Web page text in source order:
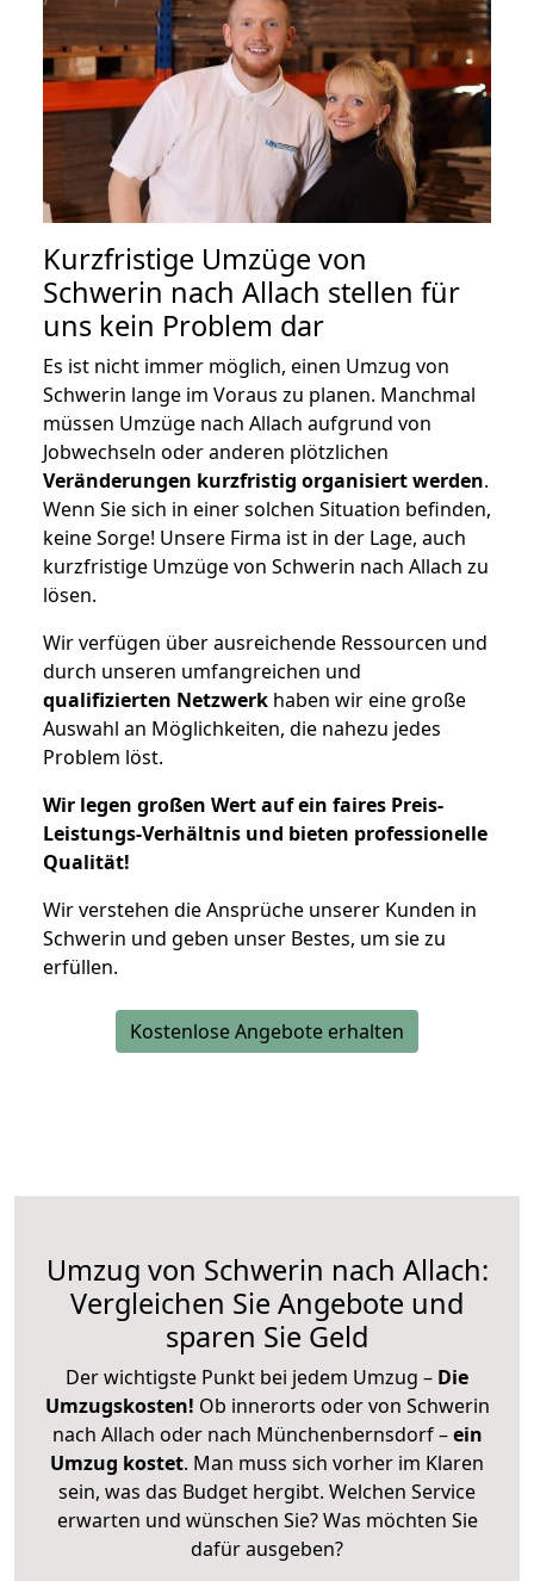
Kurzfristige Umzüge von
Schwerin nach Allach stellen für
uns kein Problem dar
Es ist nicht immer möglich, einen Umzug von
Schwerin lange im Voraus zu planen. Manchmal
müssen Umzüge nach Allach aufgrund von
Jobwechseln oder anderen plötzlichen
Veränderungen kurzfristig organisiert werden.
Wenn Sie sich in einer solchen Situation befinden,
keine Sorge! Unsere Firma ist in der Lage, auch
kurzfristige Umzüge von Schwerin nach Allach zu
lösen.
Wir verfügen über ausreichende Ressourcen und
durch unseren umfangreichen und
qualifizierten Netzwerk haben wir eine große
Auswahl an Möglichkeiten, die nahezu jedes
Problem löst.
Wir legen großen Wert auf ein faires Preis-
Leistungs-Verhältnis und bieten professionelle
Qualität!
Wir verstehen die Ansprüche unserer Kunden in
Schwerin und geben unser Bestes, um sie zu
erfüllen.
Kostenlose Angebote erhalten
Umzug von Schwerin nach Allach:
Vergleichen Sie Angebote und
sparen Sie Geld
Der wichtigste Punkt bei jedem Umzug – Die
Umzugskosten! Ob innerorts oder von Schwerin
nach Allach oder nach Münchenbernsdorf –ein
Umzug kostet. Man muss sich vorher im Klaren
sein, was das Budget hergibt. Welchen Service
erwarten und wünschen Sie? Was möchten Sie
dafür ausgeben?